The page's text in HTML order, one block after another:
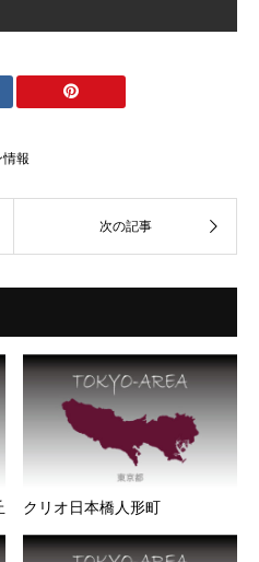
報
クリオ日本橋人形町